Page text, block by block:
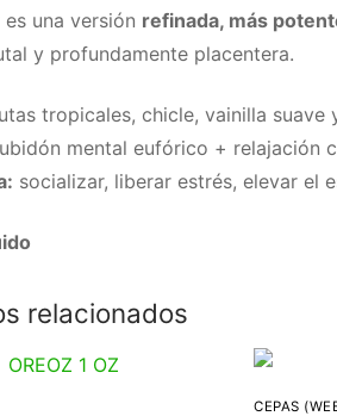
es una versión refinada, más
y profundamente placentera.
tropicales, chicle, vainilla suave
mental eufórico + relajación
socializar, liberar estrés, elevar el
relacionados
CEPAS